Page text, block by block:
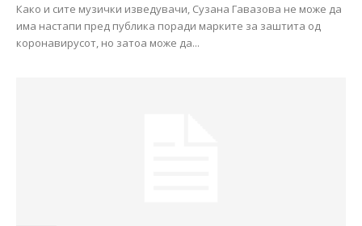
Како и сите музички изведувачи, Сузана Гавазова не може да
има настапи пред публика поради марките за заштита од
коронавирусот, но затоа може да...